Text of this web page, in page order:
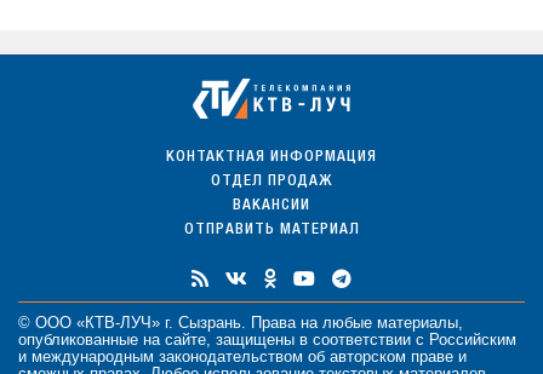
КОНТАКТНАЯ ИНФОРМАЦИЯ
ОТДЕЛ ПРОДАЖ
ВАКАНСИИ
ОТПРАВИТЬ МАТЕРИАЛ
© ООО «КТВ-ЛУЧ» г. Сызрань. Права на любые материалы,
опубликованные на сайте, защищены в соответствии с Российским
и международным законодательством об авторском праве и